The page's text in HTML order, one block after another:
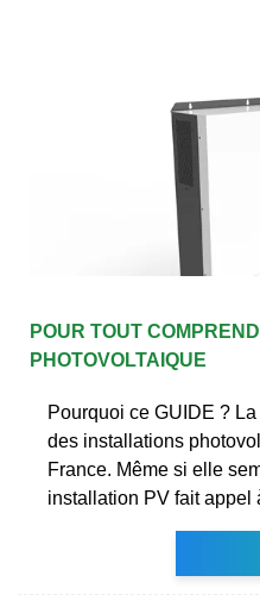
POUR TOUT
PHOTOVOLTAIQUE
Pourquoi ce GUIDE ?
des installations
France. Même si elle
installation PV fait appel